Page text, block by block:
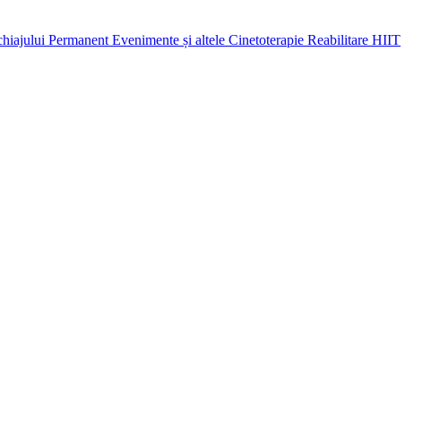
Permanent Evenimente și altele Cinetoterapie Reabilitare HIIT